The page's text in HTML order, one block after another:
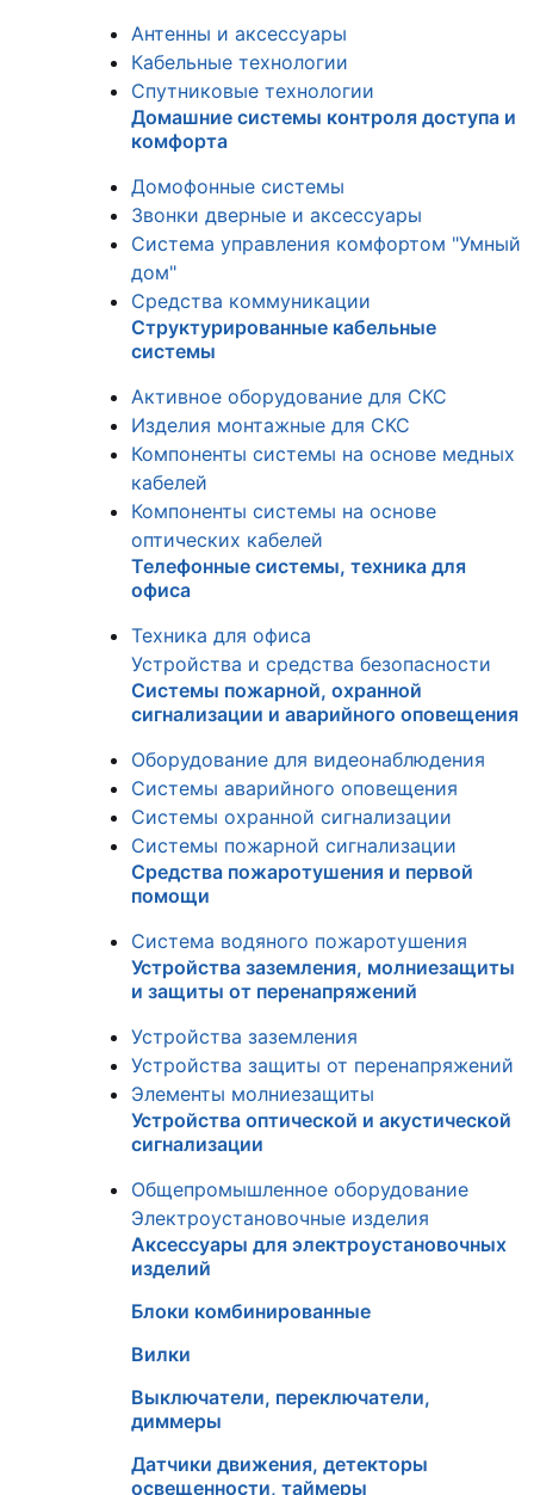
Антенны и аксессуары
Кабельные технологии
Спутниковые технологии
Домашние системы контроля доступа и
комфорта
Домофонные системы
Звонки дверные и аксессуары
Система управления комфортом "Умный
дом"
Средства коммуникации
Структурированные кабельные
системы
Активное оборудование для СКС
Изделия монтажные для СКС
Компоненты системы на основе медных
кабелей
Компоненты системы на основе
оптических кабелей
Телефонные системы, техника для
офиса
Техника для офиса
Устройства и средства безопасности
Системы пожарной, охранной
сигнализации и аварийного оповещения
Оборудование для видеонаблюдения
Системы аварийного оповещения
Системы охранной сигнализации
Системы пожарной сигнализации
Средства пожаротушения и первой
помощи
Система водяного пожаротушения
Устройства заземления, молниезащиты
и защиты от перенапряжений
Устройства заземления
Устройства защиты от перенапряжений
Элементы молниезащиты
Устройства оптической и акустической
сигнализации
Общепромышленное оборудование
Электроустановочные изделия
Аксессуары для электроустановочных
изделий
Блоки комбинированные
Вилки
Выключатели, переключатели,
диммеры
Датчики движения, детекторы
освещенности, таймеры